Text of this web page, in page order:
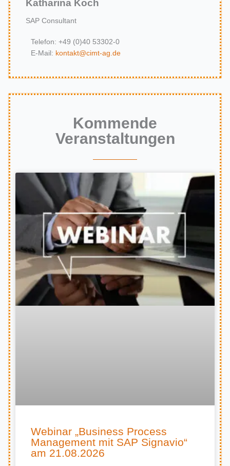
Katharina Koch
SAP Consultant
Telefon: +49 (0)40 53302-0
E-Mail: kontakt@cimt-ag.de
Kommende
Veranstaltungen
Webinar „Business Process
Management mit SAP Signavio“
am 21.08.2026